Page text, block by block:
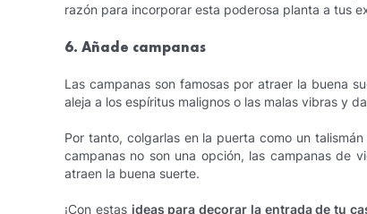
razón para incorporar esta poderosa planta a tus
6. Añade campanas
Las campanas son famosas por atraer la buena
aleja a los espíritus malignos o las malas vibras y
Por tanto, colgarlas en la puerta como un
campanas no son una opción, las campanas de
atraen la buena suerte.
¡Con estas ideas para decorar la entrada de tu